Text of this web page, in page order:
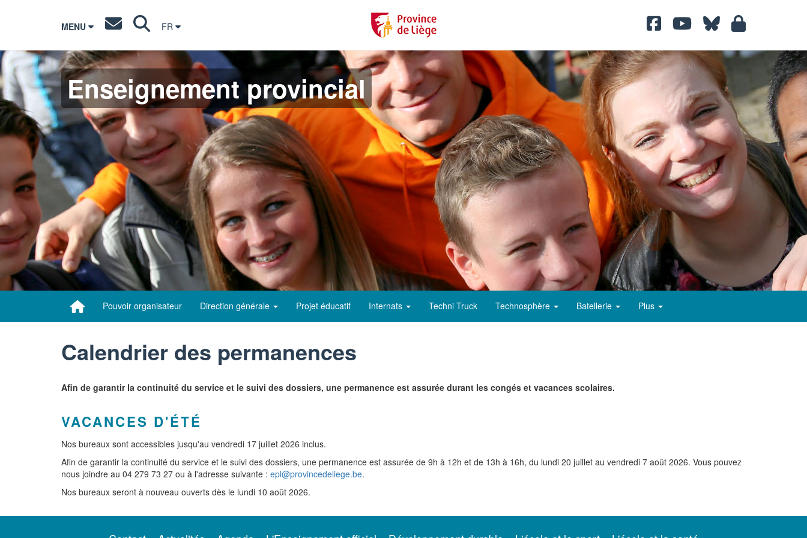
MENU FR
Enseignement provincial
Pouvoir organisateur Direction générale Projet éducatif Internats Techni Truck Technosphère Batellerie Plus
Calendrier des permanences
Afin de garantir la continuité du service et le suivi des dossiers, une permanence est assurée durant les congés et vacances scolaires.
VACANCES D'ÉTÉ
Nos bureaux sont accessibles jusqu'au vendredi 17 juillet 2026 inclus.
Afin de garantir la continuité du service et le suivi des dossiers, une permanence est assurée de 9h à 12h et de 13h à 16h, du lundi 20 juillet au vendredi 7 août 2026. Vous pouvez
nous joindre au 04 279 73 27 ou à l'adresse suivante : epl@provincedeliege.be.
Nos bureaux seront à nouveau ouverts dès le lundi 10 août 2026.